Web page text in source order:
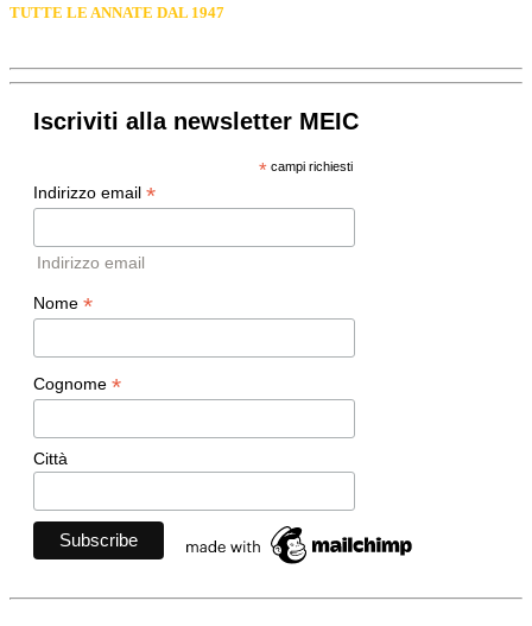
TUTTE LE ANNATE DAL 1947
Iscriviti alla newsletter MEIC
*campi richiesti
Indirizzo email *
Indirizzo email
Nome *
Cognome *
Città